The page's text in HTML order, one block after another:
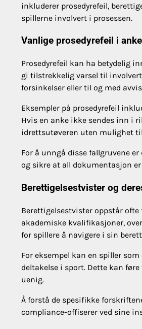
inkluderer prosedyrefeil,
spillerne involvert i prosessen.
Vanlige prosedyrefeil i
Prosedyrefeil kan ha betydelig
gi tilstrekkelig varsel til
forsinkelser eller til og med
Eksempler på prosedyrefeil
Hvis en anke ikke sendes inn i
idrettsutøveren uten mulighet
For å unngå disse fallgruvene
og sikre at all dokumentasjon
Berettigelsestvister og
Berettigelsestvister oppstår ofte
akademiske kvalifikasjoner,
for spillere å navigere i sin
For eksempel kan en spiller
deltakelse i sport. Dette kan
uenig.
Å forstå de spesifikke
compliance-offiserer ved sine